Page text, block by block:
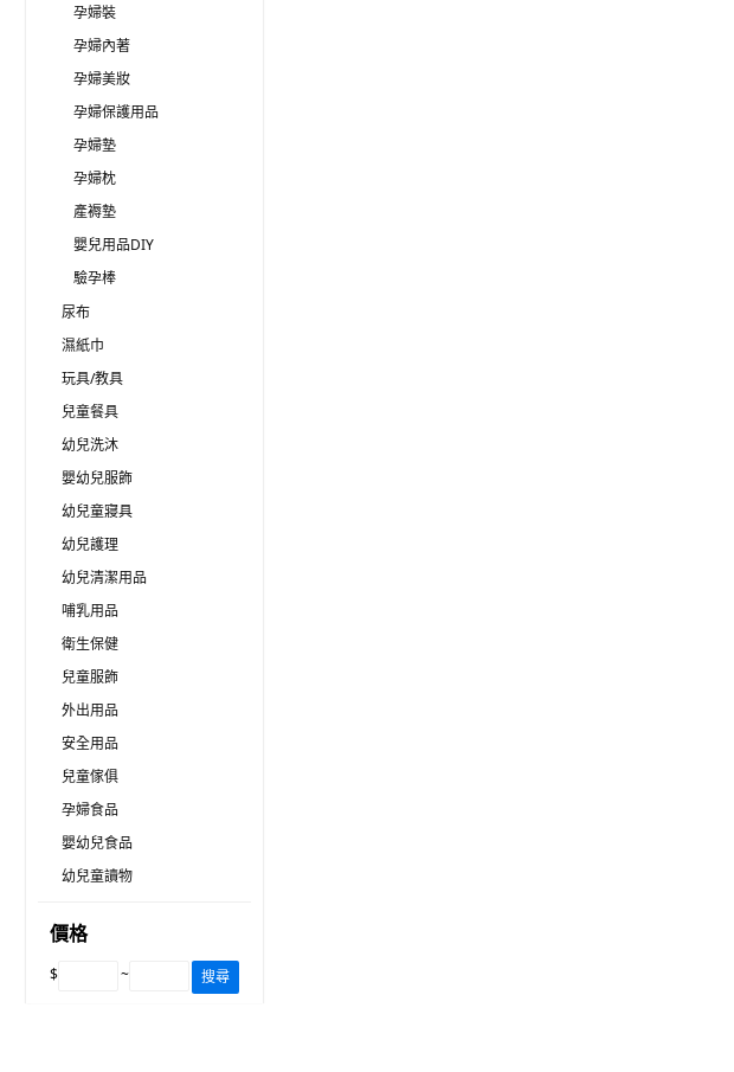
孕婦裝
孕婦內著
孕婦美妝
孕婦保護用品
孕婦墊
孕婦枕
產褥墊
嬰兒用品DIY
驗孕棒
尿布
濕紙巾
玩具/教具
兒童餐具
幼兒洗沐
嬰幼兒服飾
幼兒童寢具
幼兒護理
幼兒清潔用品
哺乳用品
衛生保健
兒童服飾
外出用品
安全用品
兒童傢俱
孕婦食品
嬰幼兒食品
幼兒童讀物
價格
$ ~ 搜尋